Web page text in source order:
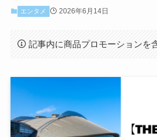
エンタメ 2026年6月14日
記事内に商品プロモーションを